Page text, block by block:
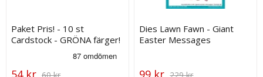
Paket Pris! - 10 st
Cardstock - GRÖNA färger!
54 kr
Dies Lawn Fawn - Giant
Easter Messages
99 kr